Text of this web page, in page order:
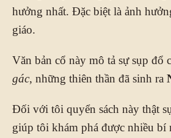
hưởng nhất. Đặc biệt là ảnh
giáo.
Văn bản cổ này mô tả sự sụp đổ
gác, những thiên thần đã sinh ra
Đối với tôi quyển sách này thật
giúp tôi khám phá được nhiều bí